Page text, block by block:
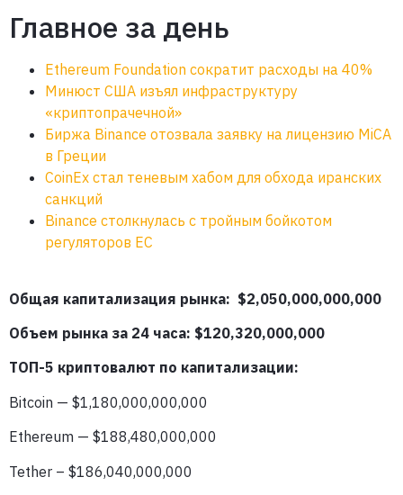
Главное за день
Ethereum Foundation сократит расходы на 40%
Минюст США изъял инфраструктуру
«криптопрачечной»
Биржа Binance отозвала заявку на лицензию MiCA
в Греции
CoinEx стал теневым хабом для обхода иранских
санкций
Binance столкнулась с тройным бойкотом
регуляторов ЕС
Общая капитализация рынка: $2,050,000,000,000
Объем рынка за 24 часа: $120,320,000,000
ТОП-5 криптовалют по капитализации:
Bitcoin — $1,180,000,000,000
Ethereum — $188,480,000,000
Tether – $186,040,000,000